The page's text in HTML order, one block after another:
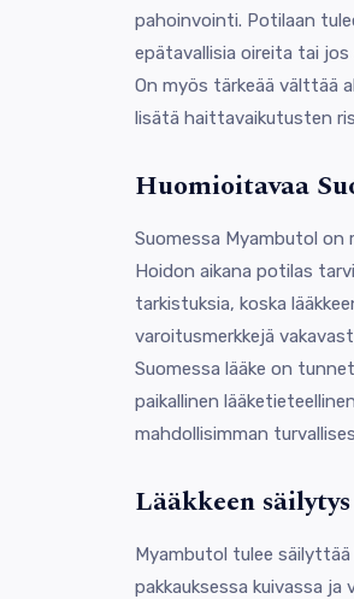
pahoinvointi. Potilaan
epätavallisia oireita tai jos
On myös tärkeää välttää
lisätä haittavaikutusten
Huomioitavaa
Suomessa Myambutol on
Hoidon aikana potilas
tarkistuksia, koska
varoitusmerkkejä
Suomessa lääke on
paikallinen
mahdollisimman
Lääkkeen
Myambutol tulee
pakkauksessa kuivassa ja